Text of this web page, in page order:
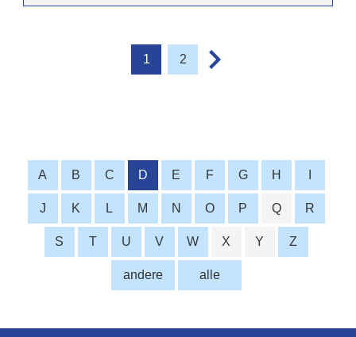
1 2
alle
A B C D E F G H
J K L M N O P Q R
S T U V W X Y Z
andere